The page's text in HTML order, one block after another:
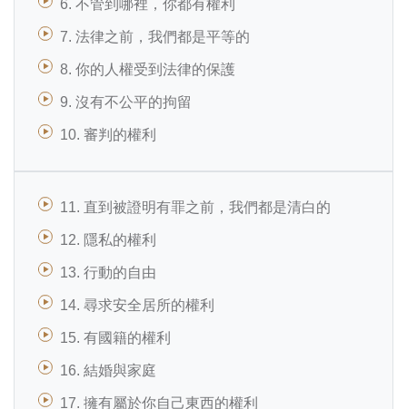
6. 不管到哪裡，你都有權利
7. 法律之前，我們都是平等的
8. 你的人權受到法律的保護
9. 沒有不公平的拘留
10. 審判的權利
11. 直到被證明有罪之前，我們都是清白的
12. 隱私的權利
13. 行動的自由
14. 尋求安全居所的權利
15. 有國籍的權利
16. 結婚與家庭
17. 擁有屬於你自己東西的權利